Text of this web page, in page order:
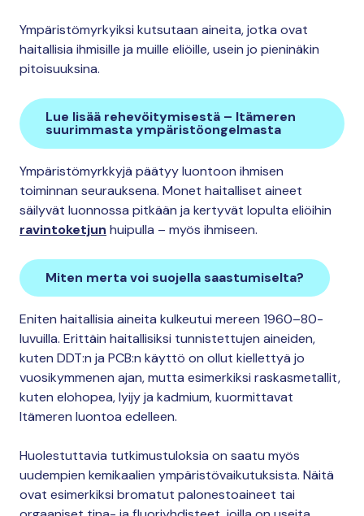
Ympäristömyrkyiksi kutsutaan aineita, jotka ovat
haitallisia ihmisille ja muille eliöille, usein jo pieninäkin
pitoisuuksina.
Lue lisää rehevöitymisestä – Itämeren
suurimmasta ympäristöongelmasta
Ympäristömyrkkyjä päätyy luontoon ihmisen
toiminnan seurauksena. Monet haitalliset aineet
säilyvät luonnossa pitkään ja kertyvät lopulta eliöihin
ravintoketjun huipulla – myös ihmiseen.
Miten merta voi suojella saastumiselta?
Eniten haitallisia aineita kulkeutui mereen 1960–80-
luvuilla. Erittäin haitallisiksi tunnistettujen aineiden,
kuten DDT:n ja PCB:n käyttö on ollut kiellettyä jo
vuosikymmenen ajan, mutta esimerkiksi raskasmetallit,
kuten elohopea, lyijy ja kadmium, kuormittavat
Itämeren luontoa edelleen.
Huolestuttavia tutkimustuloksia on saatu myös
uudempien kemikaalien ympäristövaikutuksista. Näitä
ovat esimerkiksi bromatut palonestoaineet tai